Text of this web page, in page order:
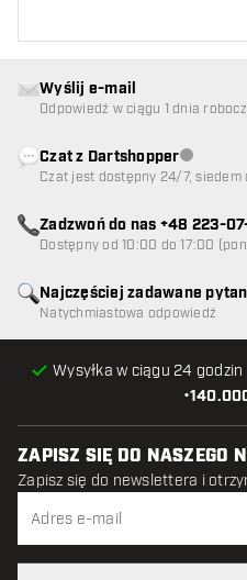
•
Wysyłka w ciągu 24 godzin
Najczęściej zadawane
Natychmiastowa odpowiedź
Wyślij e-mail
Odpowiedź w ciągu 1 dnia
Czat z DartshopperObsługa
Czat jest dostępny 24/7, siedem
Zadzwoń do nas +48 223-
Dostępny od 10:00 do 17:00
ZAPISZ SIĘ DO NASZEGO
Zapisz się do newslettera i